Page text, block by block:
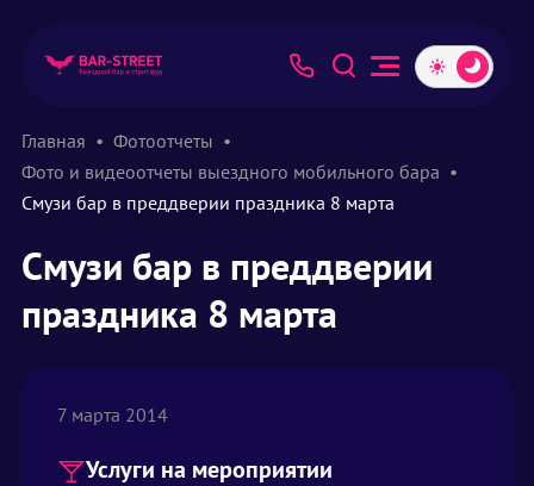
Главная
Фотоотчеты
Фото и видеоотчеты выездного мобильного бара
Смузи бар в преддверии праздника 8 марта
Смузи бар в преддверии
праздника 8 марта
7 марта 2014
Услуги на мероприятии